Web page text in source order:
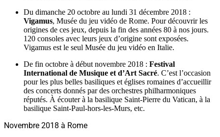
Du dimanche 20 octobre au lundi 31 décembre 2018 :
Vigamus, Musée du jeu vidéo de Rome. Pour découvrir les
origines de ces jeux, depuis la fin des années 80 à nos jours.
120 consoles avec leurs jeux d’origine sont exposées.
Vigamus est le seul Musée du jeu vidéo en Italie.
De fin octobre à début novembre 2018 : Festival
International de Musique et d’Art Sacré. C’est l’occasion
pour les plus belles basiliques et églises romaines d’accueillir
des concerts donnés par des orchestres philharmoniques
réputés. À écouter à la basilique Saint-Pierre du Vatican, à la
basilique Saint-Paul-hors-les-Murs, etc.
Novembre 2018 à Rome